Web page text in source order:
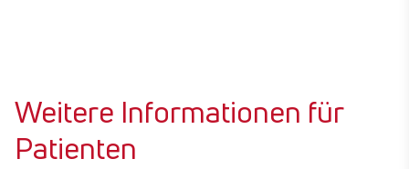
Weitere Informationen für
Patienten